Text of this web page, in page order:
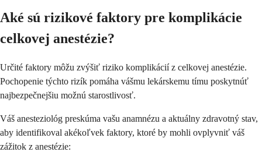
Aké sú rizikové faktory pre komplikácie
celkovej anestézie?
Určité faktory môžu zvýšiť riziko komplikácií z celkovej anestézie.
Pochopenie týchto rizík pomáha vášmu lekárskemu tímu poskytnúť
najbezpečnejšiu možnú starostlivosť.
Váš anesteziológ preskúma vašu anamnézu a aktuálny zdravotný stav,
aby identifikoval akékoľvek faktory, ktoré by mohli ovplyvniť váš
zážitok z anestézie: